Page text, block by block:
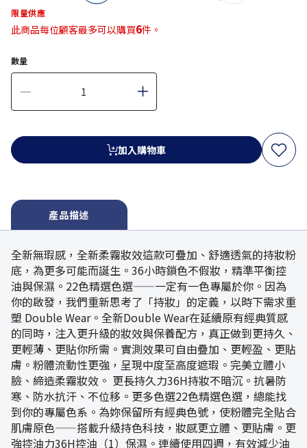
selected
限量供應
此商品每位顧客最多可以購買6件。
數量
加入購物車
產品描述
全新無瑕感，全新柔霧妝效這款可疊加、舒適透氣的持妝粉
底，為更多可能而誕生。36小時鎖色不假妝，精準平衡控
油與保濕。22色精選色選——一定有一色專屬於你。因為
你的啟發，我們重新思考了「持妝」的定義，以時下需求重
塑 Double Wear。全新Double Wear在延續原有經典質感
的同時，注入更升級的妝效與保養配方，真正做到更持久、
更輕薄、更貼你所需。實測效果可自由疊加、更輕盈、更貼
膚。粉體流動性更強，呈現中度至高度遮瑕。完美立體小
臉、締造柔霧妝效。 更長持久力36H持妝不暗沉。抗暑防
寒、防水抗汗、不位移。更多色選22色精選色選，總能找
到你的專屬色系。為妳保留所有經典色號，使粉體完全貼合
肌膚原色——搭載升級持色科技，妝感更立體、更貼膚。更
強控油力36H控油（1）保濕。連續使用四週，有效減少油